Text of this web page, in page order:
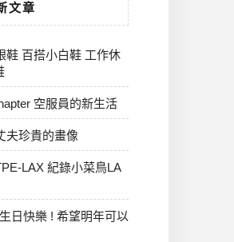
文章
鞋 百搭小白鞋 工作休
空服員的新生活
夫珍貴的畫像
LAX 紀錄小菜鳥LA
日快樂 ! 希望明年可以